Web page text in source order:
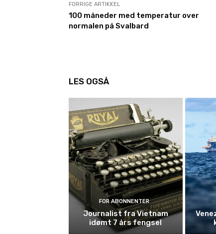
FORRIGE ARTIKKEL
100 måneder med temperatur over
normalen på Svalbard
LES OGSÅ
FOR ABONNENTER
Journalist fra Vietnam
idømt 7 års fengsel